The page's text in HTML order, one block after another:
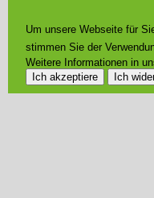
Um unsere Webseite für
stimmen Sie der
Weitere Informationen in
Ich akzeptiere
Ich